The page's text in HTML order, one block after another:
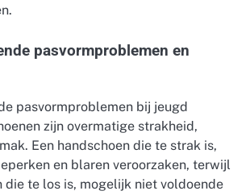
pasvormproblemen en
pasvormproblemen bij jeugd
zijn overmatige strakheid,
Een handschoen die te strak is,
en blaren veroorzaken, terwijl
die te los is, mogelijk niet voldoende